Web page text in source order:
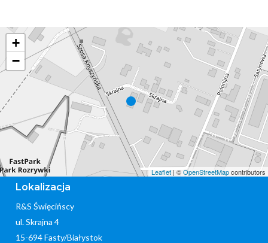
+
−
Leaflet | ©OpenStreetMapcontributors
Lokalizacja
R&S Święcińscy
ul. Skrajna 4
15-694 Fasty/Białystok